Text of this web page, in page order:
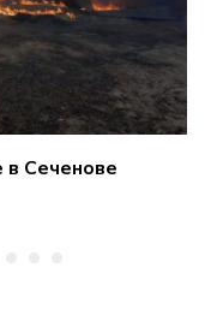
в Сеченове